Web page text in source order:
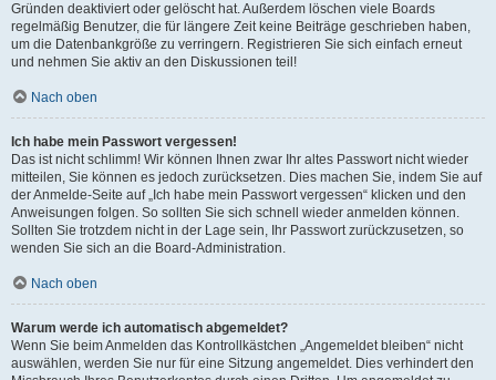
Gründen deaktiviert oder gelöscht hat. Außerdem löschen viele Boards
regelmäßig Benutzer, die für längere Zeit keine Beiträge geschrieben haben,
um die Datenbankgröße zu verringern. Registrieren Sie sich einfach erneut
und nehmen Sie aktiv an den Diskussionen teil!
Nach oben
Ich habe mein Passwort vergessen!
Das ist nicht schlimm! Wir können Ihnen zwar Ihr altes Passwort nicht wieder
mitteilen, Sie können es jedoch zurücksetzen. Dies machen Sie, indem Sie auf
der Anmelde-Seite auf „Ich habe mein Passwort vergessen“ klicken und den
Anweisungen folgen. So sollten Sie sich schnell wieder anmelden können.
Sollten Sie trotzdem nicht in der Lage sein, Ihr Passwort zurückzusetzen, so
wenden Sie sich an die Board-Administration.
Nach oben
Warum werde ich automatisch abgemeldet?
Wenn Sie beim Anmelden das Kontrollkästchen „Angemeldet bleiben“ nicht
auswählen, werden Sie nur für eine Sitzung angemeldet. Dies verhindert den